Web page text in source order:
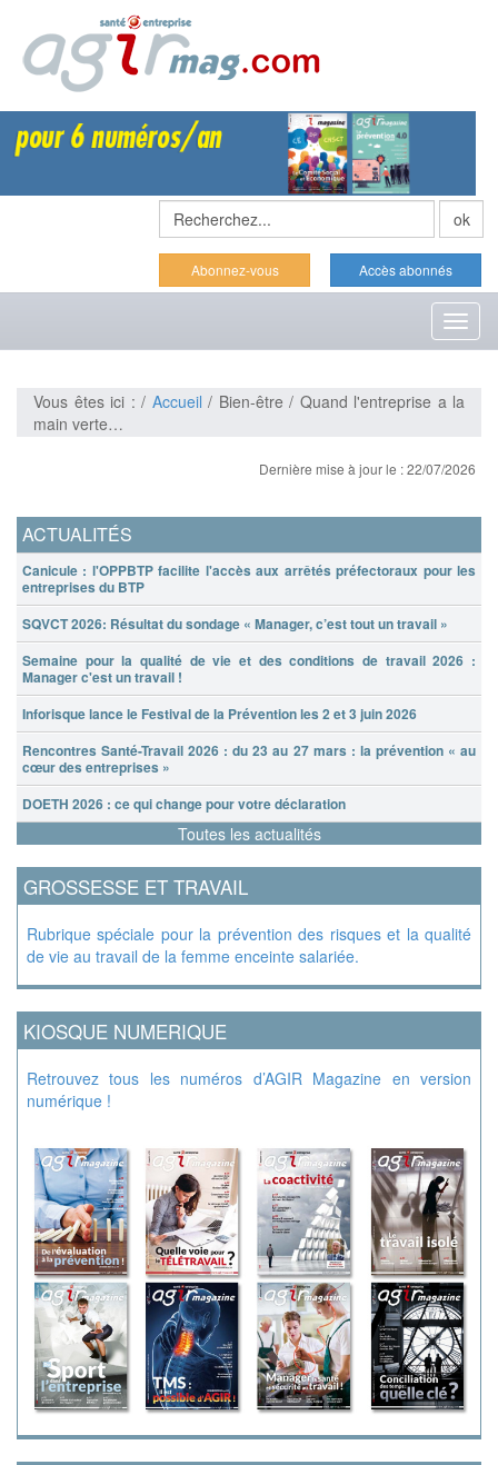
Abonnez-vous Accès abonnés
Vous êtes ici : / Accueil / Bien-être / Quand l'entreprise a la
main verte…
Dernière mise à jour le : 22/07/2026
ACTUALITÉS
Canicule : l'OPPBTP facilite l'accès aux arrêtés préfectoraux pour les
entreprises du BTP
SQVCT 2026: Résultat du sondage « Manager, c’est tout un travail »
Semaine pour la qualité de vie et des conditions de travail 2026 :
Manager c'est un travail !
Inforisque lance le Festival de la Prévention les 2 et 3 juin 2026
Rencontres Santé-Travail 2026 : du 23 au 27 mars : la prévention « au
cœur des entreprises »
DOETH 2026 : ce qui change pour votre déclaration
Toutes les actualités
GROSSESSE ET TRAVAIL
Rubrique spéciale pour la prévention des risques et la qualité
de vie au travail de la femme enceinte salariée.
KIOSQUE NUMERIQUE
Retrouvez tous les numéros d’AGIR Magazine en version
numérique !